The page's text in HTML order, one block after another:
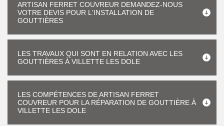
ARTISAN FERRET COUVREUR DEMANDEZ-NOUS
VOTRE DEVIS POUR L'INSTALLATION DE
GOUTTIÈRES
LES TRAVAUX QUI SONT EN RELATION AVEC LES
GOUTTIÈRES À VILLETTE LES DOLE
LES COMPÉTENCES DE ARTISAN FERRET
COUVREUR POUR LA RÉPARATION DE GOUTTIÈRE À
VILLETTE LES DOLE